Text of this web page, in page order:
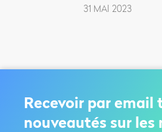
31 MAI 2023
Recevoir par email
nouveautés sur les